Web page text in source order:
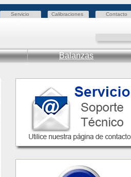
Servicio Calibraciones Contacto
Balanzas